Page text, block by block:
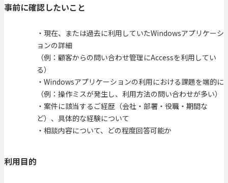
事前に確認したいこと
・現在、または過去に利用していたWindowsアプリケーシ
ョンの詳細
（例：顧客からの問い合わせ管理にAccessを利用してい
る）
・Windowsアプリケーションの利用における課題を端的に
（例：操作ミスが発生し、利用方法の問い合わせが多い）
・案件に該当するご経歴（会社・部署・役職・期間な
ど）、具体的な経験について
・相談内容について、どの程度回答可能か
利用目的